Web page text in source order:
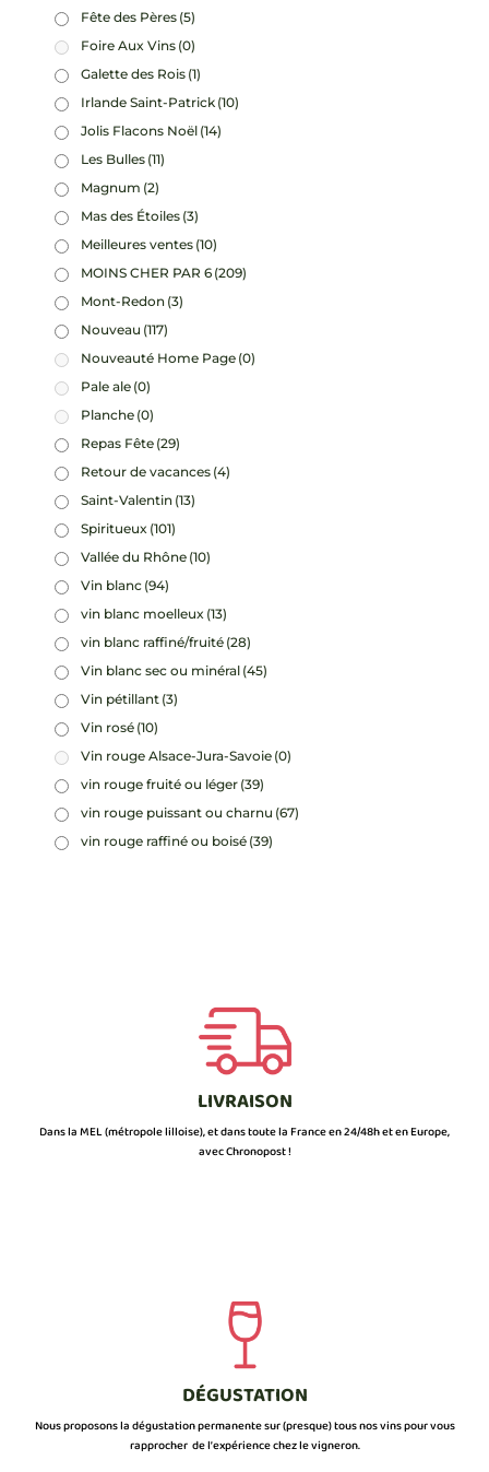
Fête des Pères (5)
Foire Aux Vins (0)
Galette des Rois (1)
Irlande Saint-Patrick (10)
Jolis Flacons Noël (14)
Les Bulles (11)
Magnum (2)
Mas des Étoiles (3)
Meilleures ventes (10)
MOINS CHER PAR 6 (209)
Mont-Redon (3)
Nouveau (117)
Nouveauté Home Page (0)
Pale ale (0)
Planche (0)
Repas Fête (29)
Retour de vacances (4)
Saint-Valentin (13)
Spiritueux (101)
Vallée du Rhône (10)
Vin blanc (94)
vin blanc moelleux (13)
vin blanc raffiné/fruité (28)
Vin blanc sec ou minéral (45)
Vin pétillant (3)
Vin rosé (10)
Vin rouge Alsace-Jura-Savoie (0)
vin rouge fruité ou léger (39)
vin rouge puissant ou charnu (67)
vin rouge raffiné ou boisé (39)
LIVRAISON
Dans la MEL (métropole lilloise), et dans toute la France en 24/48h et en Europe,
avec Chronopost !
DÉGUSTATION
Nous proposons la dégustation permanente sur (presque) tous nos vins pour vous
rapprocher de l’expérience chez le vigneron.